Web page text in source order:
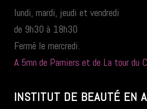
lundi, mardi, jeudi et vendredi
de 9h30 à 18h30
Fermé le mercredi.
A 5mn de Pamiers et de La tour du
INSTITUT DE BEAUTÉ EN